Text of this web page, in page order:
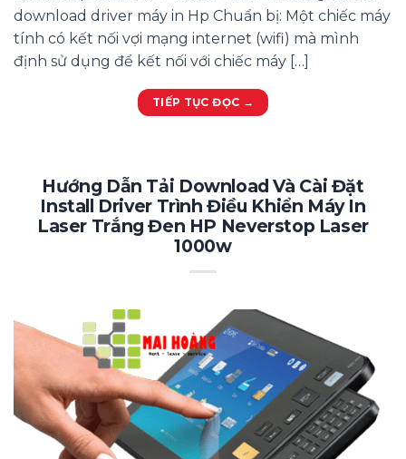
download driver máy in Hp Chuẩn bị: Một chiếc máy
tính có kết nối vợi mạng internet (wifi) mà mình
định sử dụng để kết nối với chiếc máy […]
TIẾP TỤC ĐỌC →
Hướng Dẫn Tải Download Và Cài Đặt
Install Driver Trình Điều Khiển Máy In
Laser Trắng Đen HP Neverstop Laser
1000w